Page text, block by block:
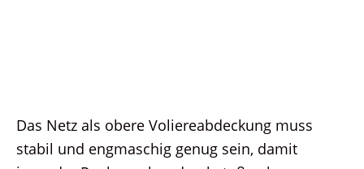
Das Netz als obere Voliereabdeckung muss
stabil und engmaschig genug sein, damit